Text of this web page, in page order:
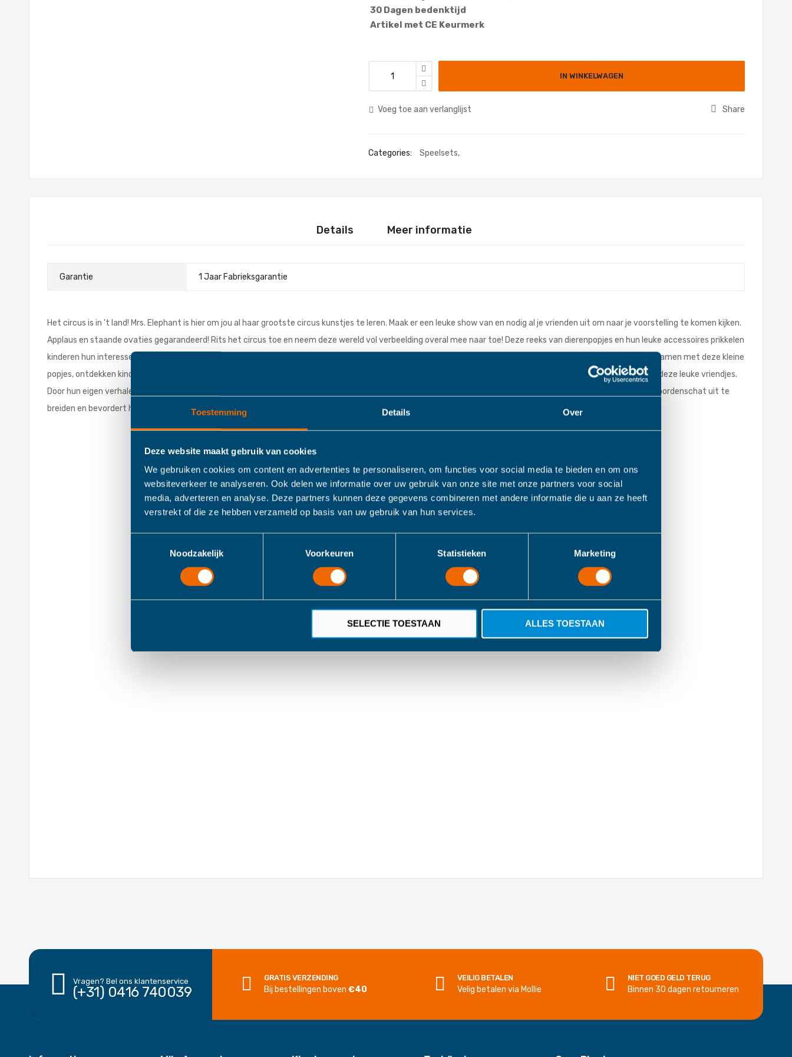
Toestemming Details Over
Deze website maakt gebruik van cookies
We gebruiken cookies om content en advertenties te personaliseren, om functies voor social media te bieden en om ons
websiteverkeer te analyseren. Ook delen we informatie over uw gebruik van onze site met onze partners voor social
media, adverteren en analyse. Deze partners kunnen deze gegevens combineren met andere informatie die u aan ze heeft
verstrekt of die ze hebben verzameld op basis van uw gebruik van hun services.
Noodzakelijk
Voorkeuren Statistieken Marketing
SELECTIE TOESTAAN ALLES TOESTAAN
30 Dagen bedenktijd
Artikel met CE Keurmerk
IN WINKELWAGEN
Voeg toe aan verlanglijst Share
Categories: Speelsets,
Details
Trixie Puppet World Circus
Het circus is in 't land! Mrs. Elephant is hier om jou al haar grootste circus kunstjes te leren. Maak er een leuke show van en nodig al je vrienden uit om naar je voorstelling te komen kijken.
Applaus en staande ovaties gegarandeerd! Rits het circus toe en neem deze wereld vol verbeelding overal mee naar toe! Deze reeks van dierenpopjes en hun leuke accessoires prikkelen
kinderen hun interesse en creativiteit. Elke kleine setting moedigt kinderen aan om hun eigen verbeelding de vrije loop te laten en creatief uit de hoek te komen. Samen met deze kleine
popjes, ontdekken kinderen het eindeloze plezier van open-ended play!Daarnaast ontwikkelen kinderen een groot aantal waardevolle skills tijdens het spelen met deze leuke vriendjes.
Door hun eigen verhalen te verzinnen, leren kinderen situaties vanuit verschillende perspectieven te bekijken. Spelen met deze dierenpopjes helpt kinderen hun woordenschat uit te
breiden en bevordert hun sociale vaardigheden.
Meer informatie
Meer
Garantie 1 Jaar Fabrieksgarantie
Vragen? Bel ons klantenservice
(+31) 0416 740039
GRATIS VERZENDING
Bij bestellingen boven€40
VEILIG BETALEN
Velig betalen via Mollie
NIET GOED GELD TERUG
Binnen 30 dagen retourneren